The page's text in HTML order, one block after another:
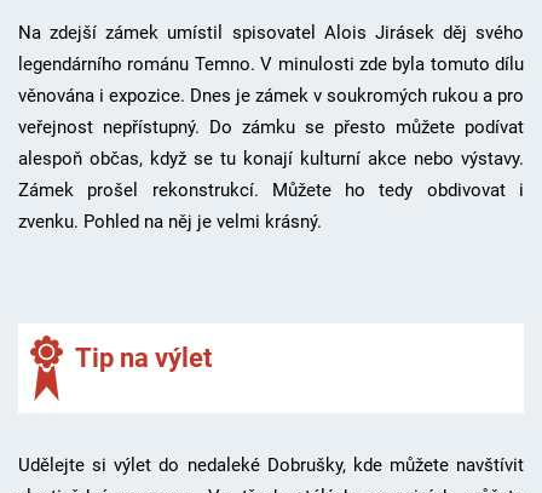
Na zdejší zámek umístil spisovatel Alois Jirásek děj svého
legendárního románu Temno. V minulosti zde byla tomuto dílu
věnována i expozice. Dnes je zámek v soukromých rukou a pro
veřejnost nepřístupný. Do zámku se přesto můžete podívat
alespoň občas, když se tu konají kulturní akce nebo výstavy.
Zámek prošel rekonstrukcí. Můžete ho tedy obdivovat i
zvenku. Pohled na něj je velmi krásný.
Tip na výlet
Udělejte si výlet do nedaleké Dobrušky, kde můžete navštívit